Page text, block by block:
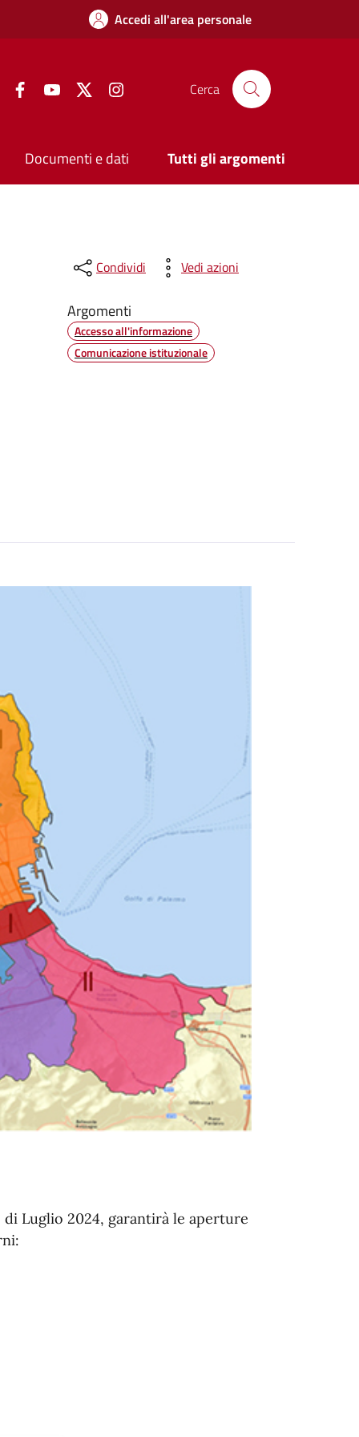
Accedi all'area personale
FacebookYouTube Twitter Cerca
Documenti e dati Tutti gli argomenti
Condividi Vedi azioni
Argomenti
Accesso all'informazione
Comunicazione istituzionale
di Luglio 2024, garantirà le aperture